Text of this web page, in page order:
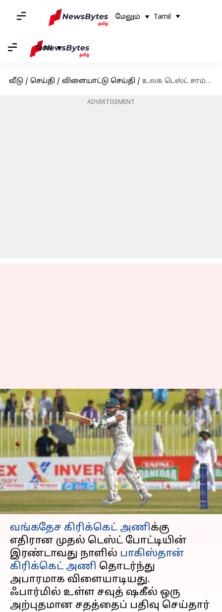
மேலும் Tamil
Tamil
வீடு / செய்தி / விளையாட்டு செய்தி / உலக டெஸ்ட் சாம்பியன்ஷிப்பில் ரிஷப் பந்த் சாதனையை முறியடித்தார் முகமது ரிஸ்வான்
ADVERTISEMENT
உலக டெஸ்ட்
சாம்பியன்ஷிப்பில் ரிஷப்
பந்த் சாதனையை
முறியடித்தார் முகமது
ரிஸ்வான்
எழுதியவர் Sekar Chinnappan Aug 22, 2024 08:12 pm
செய்தி முன்னோட்டம்
வங்கதேச கிரிக்கெட் அணிக்கு
எதிரான முதல் டெஸ்ட் போட்டியின்
இரண்டாவது நாளில் பாகிஸ்தான்
கிரிக்கெட் அணி தொடர்ந்து
அபாரமாக விளையாடியது.
ஃபார்மில் உள்ள சவுத் ஷகீல் ஒரு
அற்புதமான சதத்தைப் பதிவு செய்தார்